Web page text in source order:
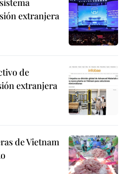
extranjera
de
extranjera
de Vietnam